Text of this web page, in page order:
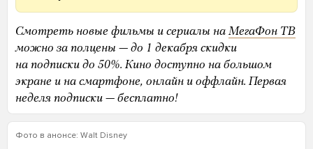
Смотреть новые фильмы и сериалы на МегаФон ТВ
можно за полцены — до 1 декабря скидки
на подписки до 50%. Кино доступно на большом
экране и на смартфоне, онлайн и оффлайн. Первая
неделя подписки — бесплатно!
Фото в анонсе: Walt Disney